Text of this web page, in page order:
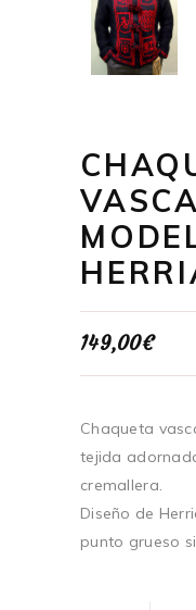
VASCA
149,00€
Chaqueta
tejida
cremallera.
Diseño de
punto grueso